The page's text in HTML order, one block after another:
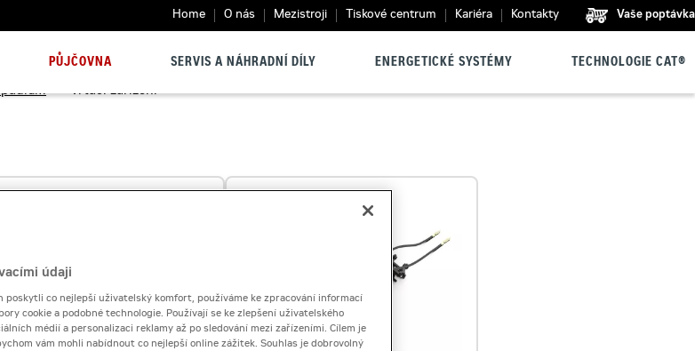
Home O nás Mezistroji Tiskové centrum Kariéra Kontakty Vaše poptávka
PŮJČOVNA SERVIS A NÁHRADNÍ DÍLY ENERGETICKÉ SYSTÉMY TECHNOLOGIE CAT®
> Vrtací zařízení
údaji
poskytli co nejlepší uživatelský komfort, používáme ke zpracování informací
cookie a podobné technologie. Používají se ke zlepšení uživatelského
médií a personalizaci reklamy až po sledování mezi zařízeními. Cílem je
vám mohli nabídnout co nejlepší online zážitek. Souhlas je dobrovolný